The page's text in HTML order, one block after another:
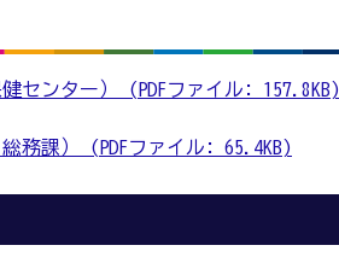
センター） (PDFファイル: 157.8KB)
務課） (PDFファイル: 65.4KB)